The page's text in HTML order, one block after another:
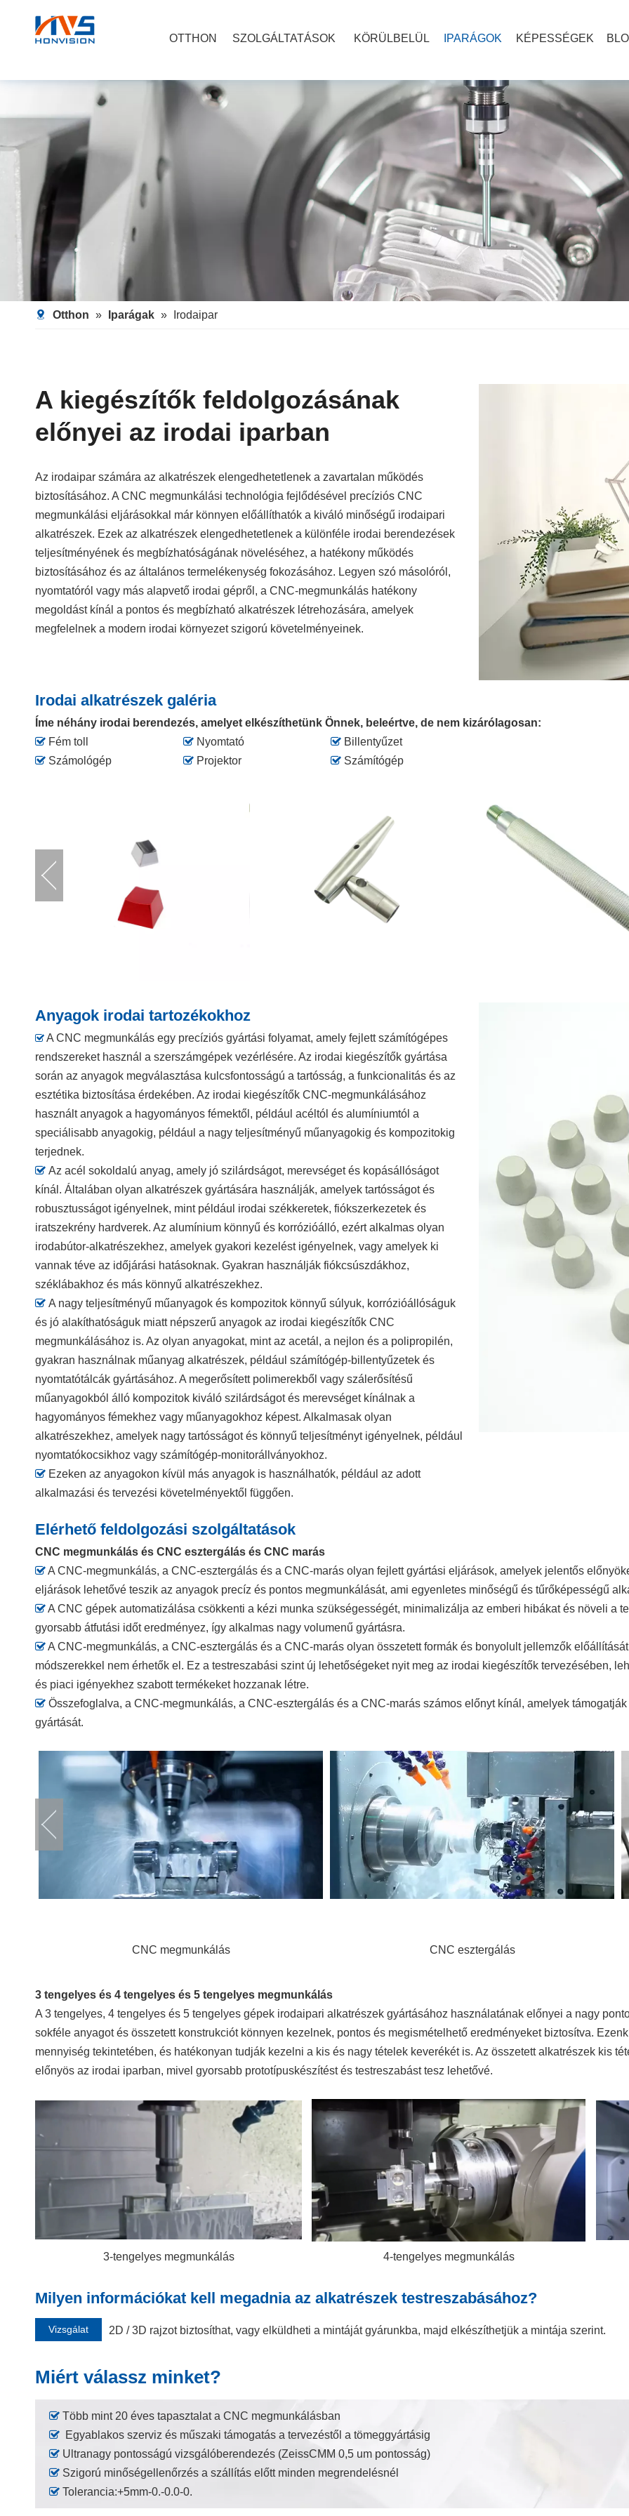
OTTHON SZOLGÁLTATÁSOK KÖRÜLBELÜL IPARÁGOK KÉPESSÉGEK
Otthon » Iparágak » Irodaipar
A kiegészítők feldolgozásának
előnyei az irodai iparban
Az irodaipar számára az alkatrészek elengedhetetlenek a zavartalan működés
biztosításához. A CNC megmunkálási technológia fejlődésével precíziós CNC
megmunkálási eljárásokkal már könnyen előállíthatók a kiváló minőségű irodaipari
alkatrészek. Ezek az alkatrészek elengedhetetlenek a különféle irodai berendezések
teljesítményének és megbízhatóságának növeléséhez, a hatékony működés
biztosításához és az általános termelékenység fokozásához. Legyen szó másolóról,
nyomtatóról vagy más alapvető irodai gépről, a CNC-megmunkálás hatékony
megoldást kínál a pontos és megbízható alkatrészek létrehozására, amelyek
megfelelnek a modern irodai környezet szigorú követelményeinek.
Irodai alkatrészek galéria
Íme néhány irodai berendezés, amelyet elkészíthetünk Önnek, beleértve, de nem kizárólagosan:
 Fém toll Nyomtató  Billentyűzet
 Számológép Projektor  Számítógép
Anyagok irodai tartozékokhoz
 A CNC megmunkálás egy precíziós gyártási folyamat, amely fejlett számítógépes
rendszereket használ a szerszámgépek vezérlésére. Az irodai kiegészítők gyártása
során az anyagok megválasztása kulcsfontosságú a tartósság, a funkcionalitás és az
esztétika biztosítása érdekében. Az irodai kiegészítők CNC-megmunkálásához
használt anyagok a hagyományos fémektől, például acéltól és alumíniumtól a
speciálisabb anyagokig, például a nagy teljesítményű műanyagokig és kompozitokig
terjednek.
 Az acél sokoldalú anyag, amely jó szilárdságot, merevséget és kopásállóságot
kínál. Általában olyan alkatrészek gyártására használják, amelyek tartósságot és
robusztusságot igényelnek, mint például irodai székkeretek, fiókszerkezetek és
iratszekrény hardverek. Az alumínium könnyű és korrózióálló, ezért alkalmas olyan
irodabútor-alkatrészekhez, amelyek gyakori kezelést igényelnek, vagy amelyek ki
vannak téve az időjárási hatásoknak. Gyakran használják fiókcsúszdákhoz,
széklábakhoz és más könnyű alkatrészekhez.
 A nagy teljesítményű műanyagok és kompozitok könnyű súlyuk, korrózióállóságuk
és jó alakíthatóságuk miatt népszerű anyagok az irodai kiegészítők CNC
megmunkálásához is. Az olyan anyagokat, mint az acetál, a nejlon és a polipropilén,
gyakran használnak műanyag alkatrészek, például számítógép-billentyűzetek és
nyomtatótálcák gyártásához. A megerősített polimerekből vagy szálerősítésű
műanyagokból álló kompozitok kiváló szilárdságot és merevséget kínálnak a
hagyományos fémekhez vagy műanyagokhoz képest. Alkalmasak olyan
alkatrészekhez, amelyek nagy tartósságot és könnyű teljesítményt igényelnek, például
nyomtatókocsikhoz vagy számítógép-monitorállványokhoz.
 Ezeken az anyagokon kívül más anyagok is használhatók, például az adott
alkalmazási és tervezési követelményektől függően.
Elérhető feldolgozási szolgáltatások
CNC megmunkálás és CNC esztergálás és CNC marás
A CNC-megmunkálás, a CNC-esztergálás és a CNC-marás olyan fejlett gyártási eljárások, amelyek jelentős
eljárások lehetővé teszik az anyagok precíz és pontos megmunkálását, ami egyenletes minőségű és tűrőképességű
A CNC gépek automatizálása csökkenti a kézi munka szükségességét, minimalizálja az emberi hibákat és növeli a
gyorsabb átfutási időt eredményez, így alkalmas nagy volumenű gyártásra.
A CNC-megmunkálás, a CNC-esztergálás és a CNC-marás olyan összetett formák és bonyolult jellemzők
módszerekkel nem érhetők el. Ez a testreszabási szint új lehetőségeket nyit meg az irodai kiegészítők tervezésében,
és piaci igényekhez szabott termékeket hozzanak létre.
 Összefoglalva, a CNC-megmunkálás, a CNC-esztergálás és a CNC-marás számos előnyt kínál, amelyek
gyártását.
CNC esztergálás
3 tengelyes és 4 tengelyes és 5 tengelyes megmunkálás
A 3 tengelyes, 4 tengelyes és 5 tengelyes gépek irodaipari alkatrészek gyártásához használatának előnyei a nagy
sokféle anyagot és összetett konstrukciót könnyen kezelnek, pontos és megismételhető eredményeket biztosítva.
mennyiség tekintetében, és hatékonyan tudják kezelni a kis és nagy tételek keverékét is. Az összetett alkatrészek kis
előnyös az irodai iparban, mivel gyorsabb prototípuskészítést és testreszabást tesz lehetővé.
3-tengelyes megmunkálás 4-tengelyes megmunkálás
Milyen információkat kell megadnia az alkatrészek testreszabásához?
Vizsgálat 2D / 3D rajzot biztosíthat, vagy elküldheti a mintáját gyárunkba, majd elkészíthetjük a mintája szerint.
Miért válassz minket?
 Több mint 20 éves tapasztalat a CNC megmunkálásban
 Egyablakos szerviz és műszaki támogatás a tervezéstől a tömeggyártásig
 Ultranagy pontosságú vizsgálóberendezés (ZeissCMM 0,5 um pontosság)
 Szigorú minőségellenőrzés a szállítás előtt minden megrendelésnél
 Tolerancia:+5mm-0.-0.0-0.